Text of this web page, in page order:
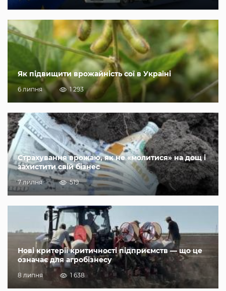
Як підвищити врожайність сої в Україні
6 липня 1 293
Страхування врожаю, як не «молитися» на дощ і
захистити свій бізнес
7 липня 519
Нові критерії критичності підприємств — що це
означає для агробізнесу
8 липня 1 638